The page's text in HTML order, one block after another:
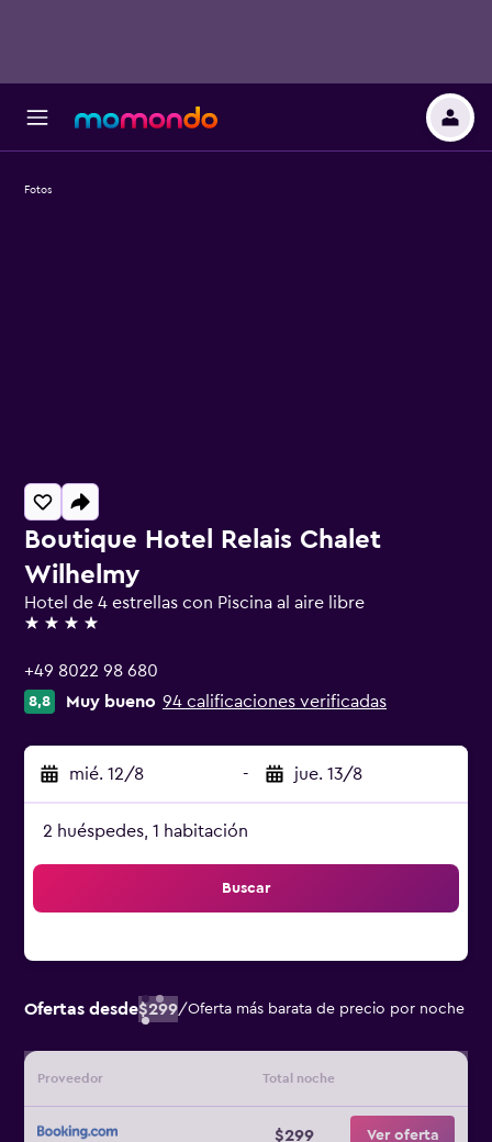
Boutique Hotel Relais Chalet
Wilhelmy
Hotel de 4 estrellas con Piscina al aire libre
4 estrellas
+49 8022 98 680
8,8 Muy bueno 94 calificaciones verificadas
mié. 12/8 - jue. 13/8
2 huéspedes, 1 habitación
Buscar
Ofertas desde$299/Oferta más barata de precio por noche
Proveedor Total noche
$299 Ver oferta
Fotos